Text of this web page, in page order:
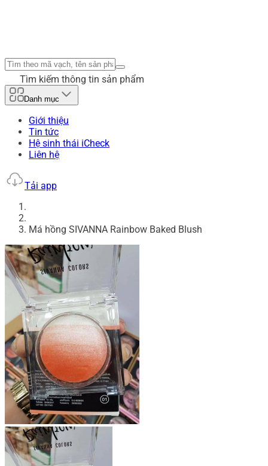
Tìm kiếm thông tin sản phẩm
Danh mục
Giới thiệu
Tin tức
Hệ sinh thái iCheck
Liên hệ
Tải app
Má hồng SIVANNA Rainbow Baked Blush